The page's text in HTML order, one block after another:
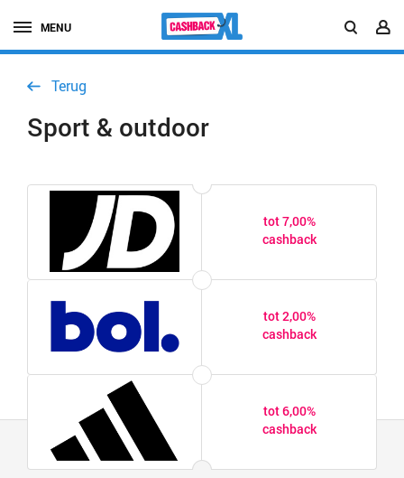
MENU
Terug
Sport & outdoor
tot 7,00%
cashback
tot 2,00%
cashback
tot 6,00%
cashback